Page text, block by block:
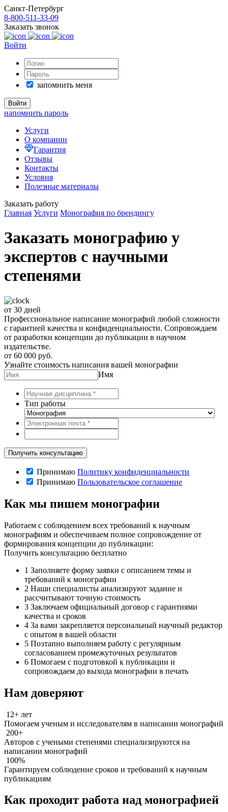
Санкт-Петербург
8-800-511-33-09
Заказать звонок
Войти
запомнить меня
напомнить пароль
Услуги
О компании
Гарантия
Отзывы
Контакты
Условия
Полезные материалы
Заказать работу
Главная Услуги Монография по брендингу
Заказать монографию у
экспертов с научными
степенями
от 30 дней
Профессиональное написание монографий любой сложности
с гарантией качества и конфиденциальности. Сопровождаем
от разработки концепции до публикации в научном
издательстве.
от 60 000 руб.
Узнайте стоимость написания вашей монографии
Имя
Тип работы
Принимаю Политику конфиденциальности
Принимаю Пользовательское соглашение
Как мы пишем монографии
Работаем с соблюдением всех требований к научным
монографиям и обеспечиваем полное сопровождение от
формирования концепции до публикации:
Получить консультацию бесплатно
1 Заполняете форму заявки с описанием темы и
требований к монографии
2 Наши специалисты анализируют задание и
рассчитывают точную стоимость
3 Заключаем официальный договор с гарантиями
качества и сроков
4 За вами закрепляется персональный научный редактор
с опытом в вашей области
5 Поэтапно выполняем работу с регулярным
согласованием промежуточных результатов
6 Помогаем с подготовкой к публикации и
сопровождаем до выхода монографии в печать
Нам доверяют
12+ лет
Помогаем ученым и исследователям в написании монографий
200+
Авторов с учеными степенями специализируются на
написании монографий
100%
Гарантируем соблюдение сроков и требований к научным
публикациям
Как проходит работа над монографией